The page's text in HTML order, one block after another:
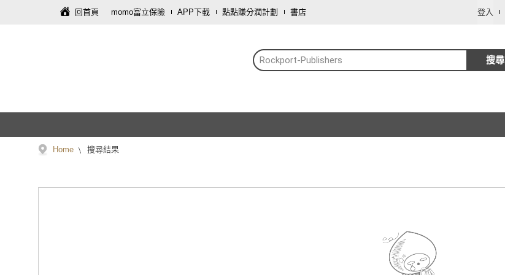
回首頁 momo富立保險 APP下載 點點賺分潤計劃 書店 登入
Rockport-Publishers 搜尋
Home 搜尋結果